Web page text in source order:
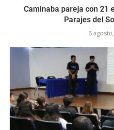
Caminaba pareja con 21
Parajes del
6